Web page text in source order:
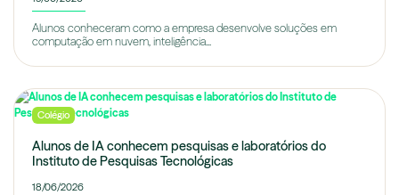
Alunos conheceram como a empresa desenvolve soluções em
computação em nuvem, inteligência...
Colégio
Alunos de IA conhecem pesquisas e laboratórios do
Instituto de Pesquisas Tecnológicas
18/06/2026